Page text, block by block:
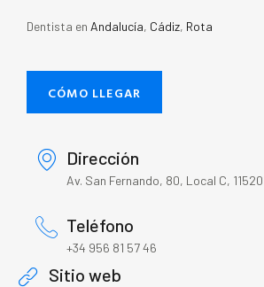
Dentista en Andalucía, Cádiz, Rota
CÓMO LLEGAR
Dirección
Av. San Fernando, 80, Local C,
Teléfono
+34 956 81 57 46
Sitio web